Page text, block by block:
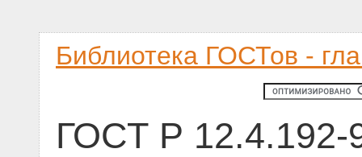
Библиотека ГОСТов -
ГОСТ Р 12.4.192-